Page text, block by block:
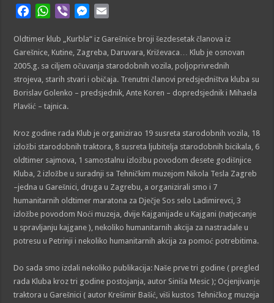
c
e
b
o
o
W
a
t
s
A
p
p
b
e
r
M
s
s
e
n
g
a
i
l
Oldtimer klub „Kurbla“ iz Garešnice broji šezdesetak članova iz
Garešnice, Kutine, Zagreba, Daruvara, Križevaca… Klub je osnovan
2005.g. sa ciljem očuvanja starodobnih vozila, poljoprivrednih
strojeva, starih stvari i običaja. Trenutni članovi predsjedništva kluba su
Borislav Golenko – predsjednik, Ante Koren – dopredsjednik i Mihaela
Plavšić – tajnica.
Kroz godine rada Klub je organizirao 19 susreta starodobnih vozila, 18
izložbi starodobnih traktora, 8 susreta ljubitelja starodobnih bicikala, 6
oldtimer sajmova, 1 samostalnu izložbu povodom desete godišnjice
Kluba, 2 izložbe u suradnji sa Tehničkim muzejom Nikola Tesla Zagreb
–jedna u Garešnici, druga u Zagrebu, a organizirali smo i 7
humanitarnih oldtimer maratona za Dječje Sos selo Ladimirevci, 3
izložbe povodom Noći muzeja, dvije Kajganijade u Kajgani (natjecanje
u spravljanju kajgane ), nekoliko humanitarnih akcija za nastradale u
potresu u Petrinji i nekoliko humanitarnih akcija za pomoć potrebitima.
Do sada smo izdali nekoliko publikacija: Naše prve tri godine ( pregled
rada Kluba kroz tri godine postojanja, autor Siniša Mesic ); Ocjenjivanje
traktora u Garešnici ( autor Krešimir Bašić, viši kustos Tehničkog muzeja